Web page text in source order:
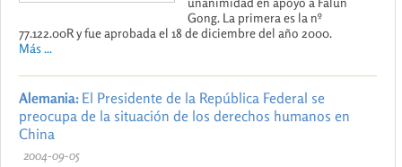
Gong. La primera es la nº
77.122.00R y fue aprobada el 18 de diciembre del año 2000.
Más ...
Alemania: El Presidente de la República Federal se
preocupa de la situación de los derechos humanos en
China
2004-09-05